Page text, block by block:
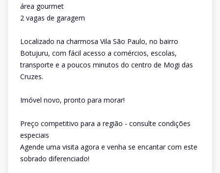
área gourmet
2 vagas de garagem
Localizado na charmosa Vila São Paulo, no bairro
Botujuru, com fácil acesso a comércios, escolas,
transporte e a poucos minutos do centro de Mogi das
Cruzes.
Imóvel novo, pronto para morar!
Preço competitivo para a região - consulte condições
especiais
Agende uma visita agora e venha se encantar com este
sobrado diferenciado!